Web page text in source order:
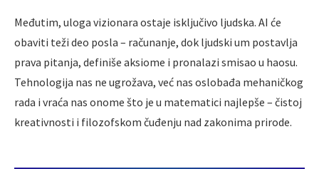
Međutim, uloga vizionara ostaje isključivo ljudska. AI će
obaviti teži deo posla – računanje, dok ljudski um postavlja
prava pitanja, definiše aksiome i pronalazi smisao u haosu.
Tehnologija nas ne ugrožava, već nas oslobađa mehaničkog
rada i vraća nas onome što je u matematici najlepše – čistoj
kreativnosti i filozofskom čuđenju nad zakonima prirode.